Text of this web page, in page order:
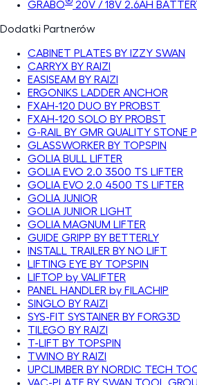
GRABO
20V / 18V 2.6AH
Dodatki Partnerów
CABINET PLATES BY IZZY SWAN
CARRYX BY RAIZI
EASISEAM BY RAIZI
ERGONIKS LADDER ANCHOR
FXAH-120 DUO BY PROBST
FXAH-120 SOLO BY PROBST
G-RAIL BY GMR QUALITY STONE
GLASSWORKER BY TOPSPIN
GOLIA BULL LIFTER
GOLIA EVO 2.0 3500 TS LIFTER
GOLIA EVO 2.0 4500 TS LIFTER
GOLIA JUNIOR
GOLIA JUNIOR LIGHT
GOLIA MAGNUM LIFTER
GUIDE GRIPP BY BETTERLY
INSTALL TRAILER BY NO LIFT
LIFTING EYE BY TOPSPIN
LIFTOP by VALIFTER
PANEL HANDLER by FILACHIP
SINGLO BY RAIZI
SYS-FIT SYSTAINER BY FORG3D
TILEGO BY RAIZI
T-LIFT BY TOPSPIN
TWINO BY RAIZI
UPCLIMBER BY NORDIC TECH